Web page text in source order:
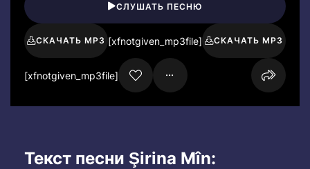
СЛУШАТЬ ПЕСНЮ
СКАЧАТЬ MP3 [xfnotgiven_mp3file] СКАЧАТЬ MP3
[xfnotgiven_mp3file]
Текст песни Şirina Mîn: